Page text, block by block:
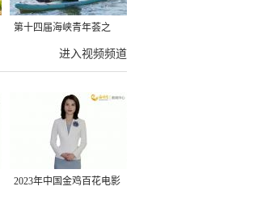
第十四届海峡青年荟之
2026榕台青年大学生水上
进入视频频道
2023年中国金鸡百花电影